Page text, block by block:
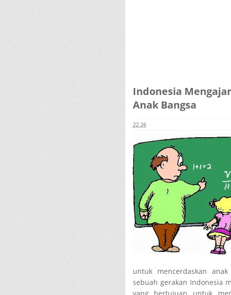
Indonesia
Anak Bangsa
22.26
untuk mencerdaskan
sebuah gerakan Indonesia